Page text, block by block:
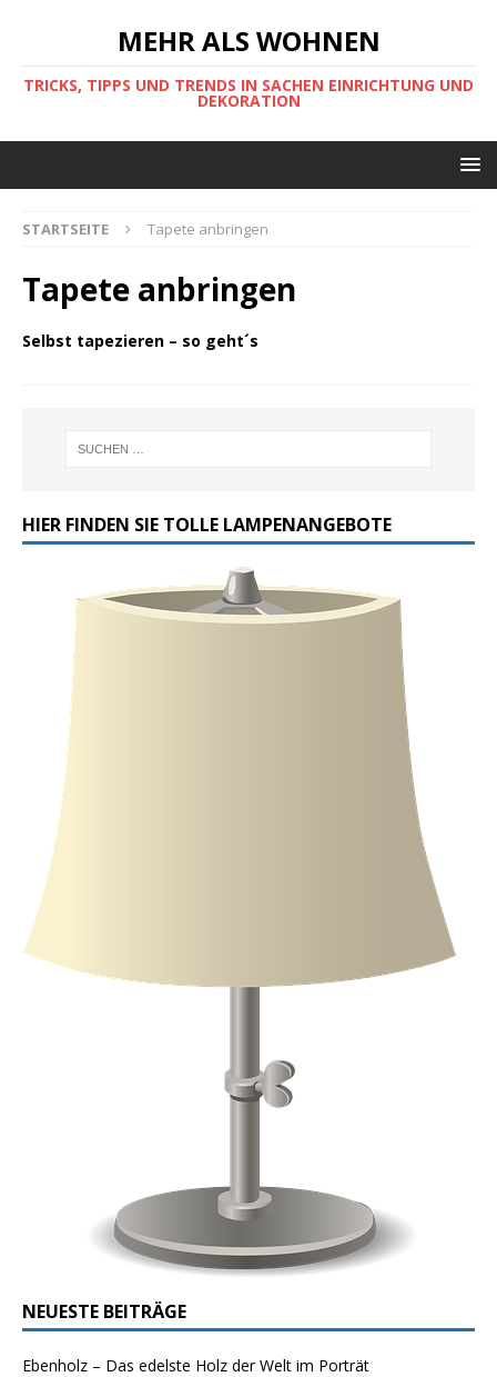
MEHR ALS WOHNEN
TRICKS, TIPPS UND TRENDS IN SACHEN EINRICHTUNG UND
DEKORATION
STARTSEITE Tapete anbringen
Tapete anbringen
Selbst tapezieren – so geht´s
HIER FINDEN SIE TOLLE LAMPENANGEBOTE
NEUESTE BEITRÄGE
Ebenholz – Das edelste Holz der Welt im Porträt